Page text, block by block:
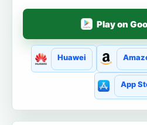
Play on
Huawei
App